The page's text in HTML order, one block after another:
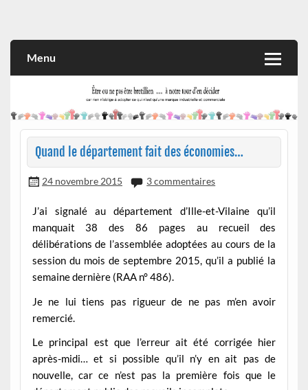
et commerciale
Menu
Quand le département fait des économies…
24 novembre 2015 3 commentaires
J’ai signalé au département d’Ille-et-Vilaine qu’il
manquait 38 des 86 pages au recueil des
délibérations de l’assemblée adoptées au cours de la
session du mois de septembre 2015, qu’il a publié la
semaine dernière (RAA n° 486).
Je ne lui tiens pas rigueur de ne pas m’en avoir
remercié.
Le principal est que l’erreur ait été corrigée hier
après-midi… et si possible qu’il n’y en ait pas de
nouvelle, car ce n’est pas la première fois que le